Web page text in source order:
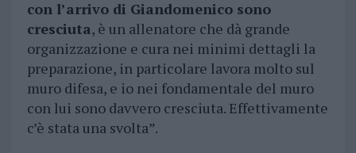
con l’arrivo di Giandomenico sono
cresciuta, è un allenatore che dà grande
organizzazione e cura nei minimi dettagli la
preparazione, in particolare lavora molto sul
muro difesa, e io nei fondamentale del muro
con lui sono davvero cresciuta. Effettivamente
c’è stata una svolta”.